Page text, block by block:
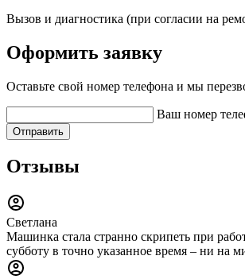
Вызов и диагностика (при согласии на
Оформить заявку
Оставьте свой номер телефона и мы
Ваш номер
Отправить
Отзывы
Светлана
Машинка стала странно скрипеть при
субботу в точно указанное время – ни на